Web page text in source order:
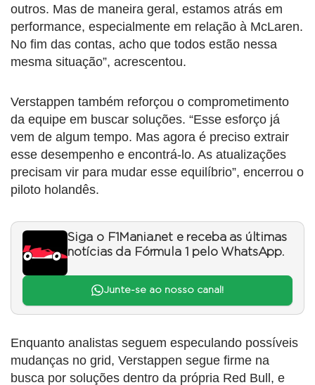
outros. Mas de maneira geral, estamos atrás em
performance, especialmente em relação à McLaren.
No fim das contas, acho que todos estão nessa
mesma situação”, acrescentou.
Verstappen também reforçou o comprometimento
da equipe em buscar soluções. “Esse esforço já
vem de algum tempo. Mas agora é preciso extrair
esse desempenho e encontrá-lo. As atualizações
precisam vir para mudar esse equilíbrio”, encerrou o
piloto holandês.
Siga o F1Mania.net e receba as últimas
notícias da Fórmula 1 pelo WhatsApp.
Junte-se ao nosso canal!
Enquanto analistas seguem especulando possíveis
mudanças no grid, Verstappen segue firme na
busca por soluções dentro da própria Red Bull, e